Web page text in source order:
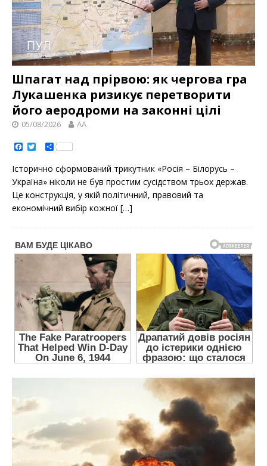
Шпагат над прірвою: як чергова гра
Лукашенка ризикує перетворити
його аеродроми на законні цілі
05/08/2026 AA
a
e
b
o
o
k
t
t
e
r
S
h
r
e
Історично сформований трикутник «Росія – Білорусь –
Україна» ніколи не був простим сусідством трьох держав.
Це конструкція, у якій політичний, правовий та
економічний вибір кожної […]